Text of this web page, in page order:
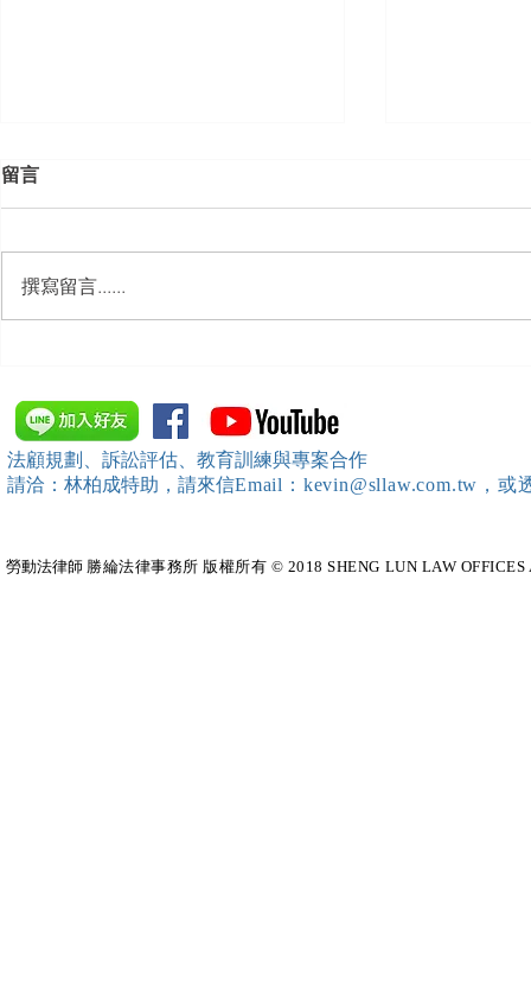
訓練）課程，邀請本所所長 邱
靖棠律師 擔任講師
留言
撰寫留言......
法顧規劃、訴訟評估、教育訓練與專案合作
請洽：林柏成特助 ，請來信Email：kevin@sllaw.com.tw，
勞動法律師​ 勝綸法律事務所 版權所有 © 2018 SHENG LUN LAW